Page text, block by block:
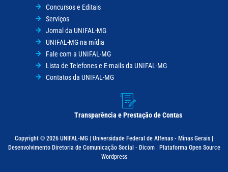
Concursos e Editais
Serviços
Jornal da UNIFAL-MG
UNIFAL-MG na mídia
Fale com a UNIFAL-MG
Lista de Telefones e E-mails da UNIFAL-MG
Contatos da UNIFAL-MG
Transparência e Prestação de Contas
Copyright © 2026 UNIFAL-MG | Universidade Federal de Alfenas - Minas Gerais |
Desenvolvimento Diretoria de Comunicação Social - Dicom | Plataforma Open Source
Wordpress